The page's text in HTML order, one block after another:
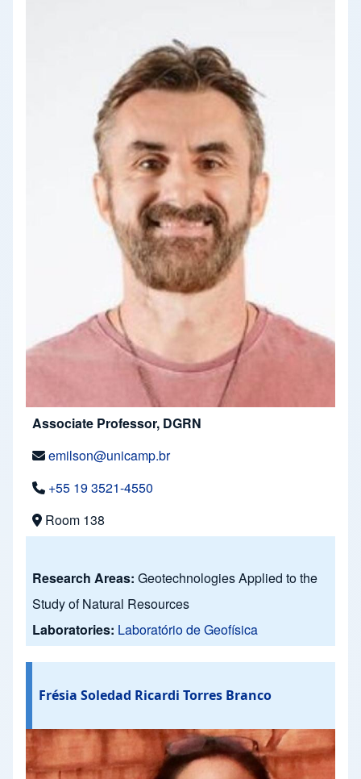
Associate Professor, DGRN
emilson@unicamp.br
+55 19 3521-4550
Room 138
Research Areas: Geotechnologies Applied to the
Study of Natural Resources
Laboratories: Laboratório de Geofísica
Frésia Soledad Ricardi Torres Branco